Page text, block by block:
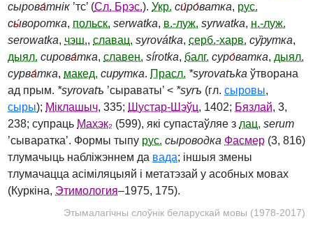
сырова́тнік ’тс’ (Сл. Брэс.). Укр. си́ро́ватка, рус.
сы́воротка, польск. serwatka, в.-луж. syrwatka, н.-луж.
serowatka, чэш., славац. syrovátka, серб.-харв. су̏рутка,
дыял. сирова́тка, славен. sírotka, балг. суро́ватка, дыял.
сурва́тка, макед. сирутка. Прасл. *syrovatъka ўтворана
ад прым. *syrovatъ ’сыраваты’ < *syrъ (гл. сыровы,
сыры); Міклашыч, 335; Шустар-Шэўц, 1402; Бязлай, 3,
238; супраць Махэк₂ (599), які супастаўляе з лац. serum
’сываратка’. Формы тыпу рус. сыроводка Фасмер (3, 816)
тлумачыць набліжэннем да вада; іншыя змены
тлумачацца асіміляцыяй і метатэзай у асобных мовах
(Куркіна, Этимология–1975, 175).
Этымалагічны слоўнік беларускай мовы (1978-2017)